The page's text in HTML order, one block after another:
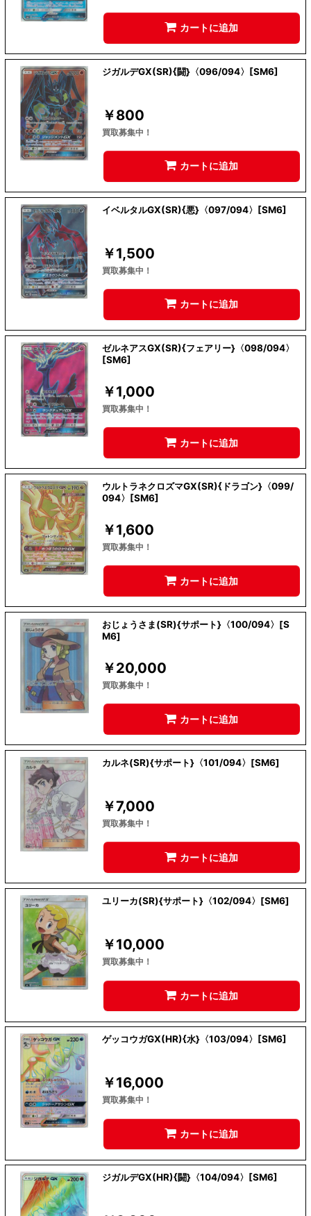
カートに追加
ジガルデGX(SR){闘}〈096/094〉[SM6]
￥800
買取募集中！
カートに追加
イベルタルGX(SR){悪}〈097/094〉[SM6]
￥1,500
買取募集中！
カートに追加
ゼルネアスGX(SR){フェアリー}〈098/094〉
[SM6]
￥1,000
買取募集中！
カートに追加
ウルトラネクロズマGX(SR){ドラゴン}〈099/
094〉[SM6]
￥1,600
買取募集中！
カートに追加
おじょうさま(SR){サポート}〈100/094〉[S
M6]
￥20,000
買取募集中！
カートに追加
カルネ(SR){サポート}〈101/094〉[SM6]
￥7,000
買取募集中！
カートに追加
ユリーカ(SR){サポート}〈102/094〉[SM6]
￥10,000
買取募集中！
カートに追加
ゲッコウガGX(HR){水}〈103/094〉[SM6]
￥16,000
買取募集中！
カートに追加
ジガルデGX(HR){闘}〈104/094〉[SM6]